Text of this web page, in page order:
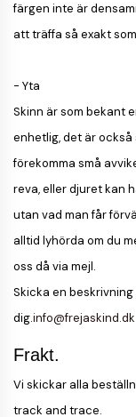
färgen inte är
att träffa så exakt
- Yta
Skinn är som bekant
enhetlig, det är
förekomma små
reva, eller djuret kan
utan vad man får
alltid lyhörda om du
oss då via mejl.
Skicka en
dig.info@frejaskind.dk
Frakt.
Vi skickar alla
track and trace.